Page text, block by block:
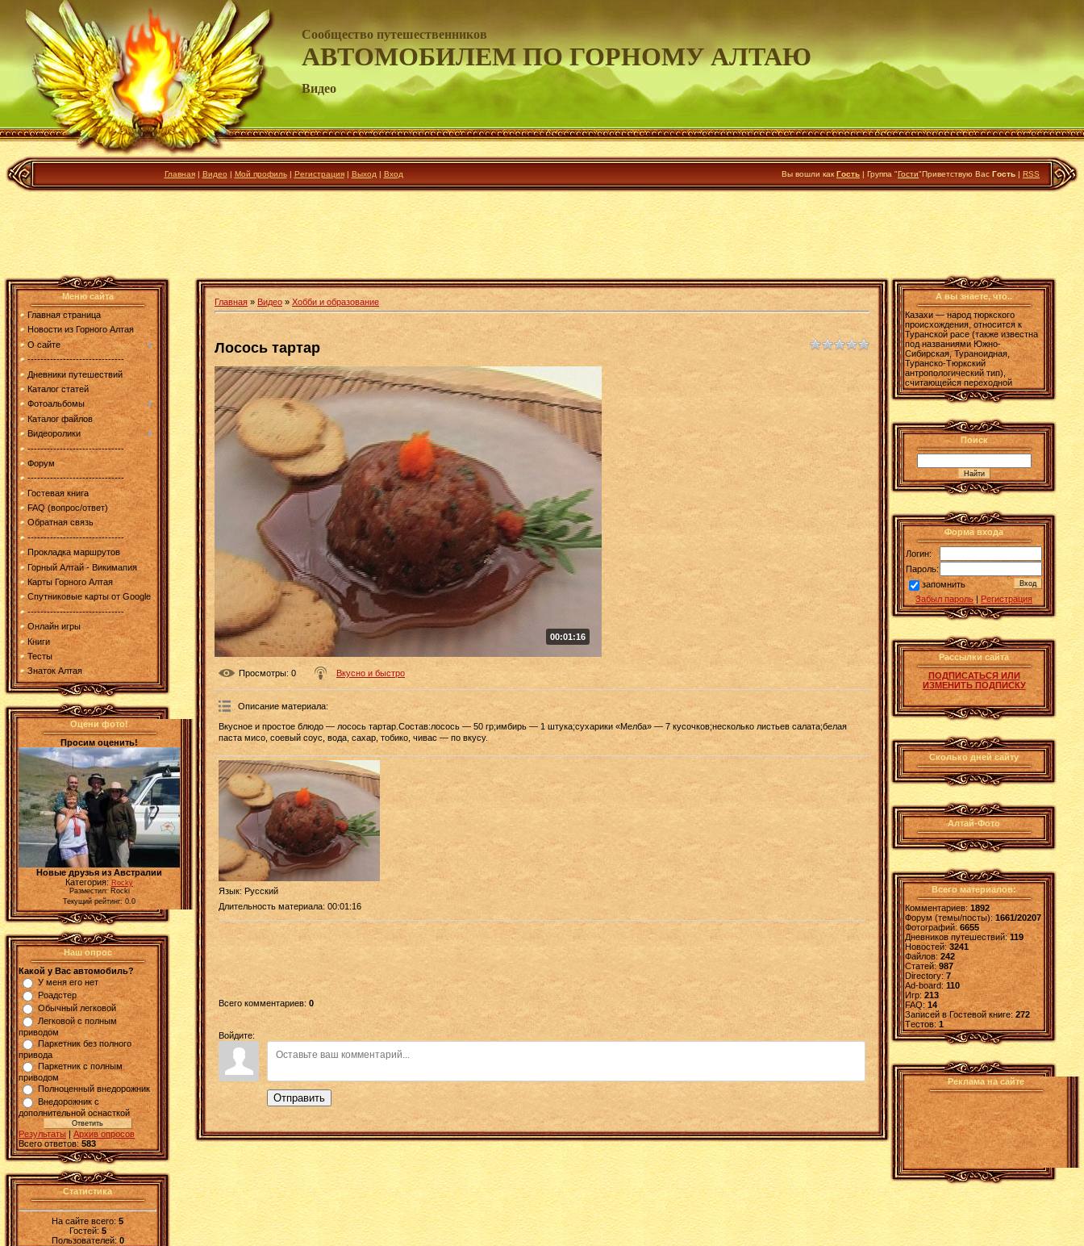
Сообщество путешественников
АВТОМОБИЛЕМ ПО ГОРНОМУ АЛТАЮ
Видео
Главная| Видео| Мой профиль| Регистрация| Выход | Вход Вы вошли как Гость | Группа "Гости"Приветствую Вас Гость | RSS
Меню сайта
Главная страница
Новости из Горного Алтая
О сайте
------------------------------
Дневники путешествий
Каталог статей
Фотоальбомы
Каталог файлов
Видеоролики
------------------------------
Форум
------------------------------
Гостевая книга
FAQ (вопрос/ответ)
Обратная связь
------------------------------
Прокладка маршрутов
Горный Алтай - Викимапия
Карты Горного Алтая
Спутниковые карты от Google
------------------------------
Онлайн игры
Книги
Тесты
Знаток Алтая
Оцени фото!
Просим оценить!
Новые друзья из Австралии
Категория:Rocky
Разместил: Rocki
Текущий рейтинг: 0.0
Наш опрос
Какой у Вас автомобиль?
У меня его нет
Роадстер
Обычный легковой
Легковой с полным
приводом
Паркетник без полного
привода
Паркетник с полным
приводом
Полноценный внедорожник
Внедорожник с
дополнительной оснасткой
Результаты |Архив опросов
Всего ответов:583
Статистика
На сайте всего:5
Гостей:5
Пользователей: 0
Главная » Видео» Хобби и образование
Лосось тартар
00:01:16
Просмотры: 0 Вкусно и быстро
Описание материала:
Вкусное и простое блюдо — лосось тартар.Состав:лосось — 50 гр;имбирь — 1 штука;сухарики «Мелба» — 7 кусочков;несколько листьев салата;белая
паста мисо, соевый соус, вода, сахар, тобико, чивас — по вкусу.
Язык: Русский
Длительность материала: 00:01:16
Всего комментариев: 0
Войдите:
Отправить
А вы знаете, что..
Казахи — народ тюркского
происхождения, относится к
Туранской расе (также известна
под названиями Южно-
Сибирская, Тураноидная,
Туранско-Тюркский
антропологический тип),
считающейся переходной
Поиск
Форма входа
Логин:
Пароль:
запомнить
Забыл пароль | Регистрация
Рассылки сайта
ПОДПИСАТЬСЯ ИЛИ
ИЗМЕНИТЬ ПОДПИСКУ
Сколько дней сайту
Алтай-Фото
Всего материалов:
Комментариев: 1892
Форум (темы/посты):1661/20207
Фотографий:6655
Дневников путешествий:119
Новостей:3241
Файлов: 242
Статей:987
Directory: 7
Ad-board:110
Игр: 213
FAQ:14
Записей в Гостевой книге:272
Tестов: 1
Реклама на сайте